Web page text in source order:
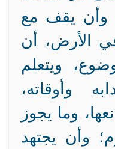
وأن يقف مع
الأرض، أن
ويتعلم
وأوقاته،
وما يجوز
وأن يجتهد